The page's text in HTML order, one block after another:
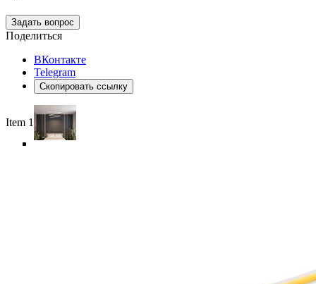
Задать вопрос
Поделиться
ВКонтакте
Telegram
Скопировать ссылку
Item 1 of 6